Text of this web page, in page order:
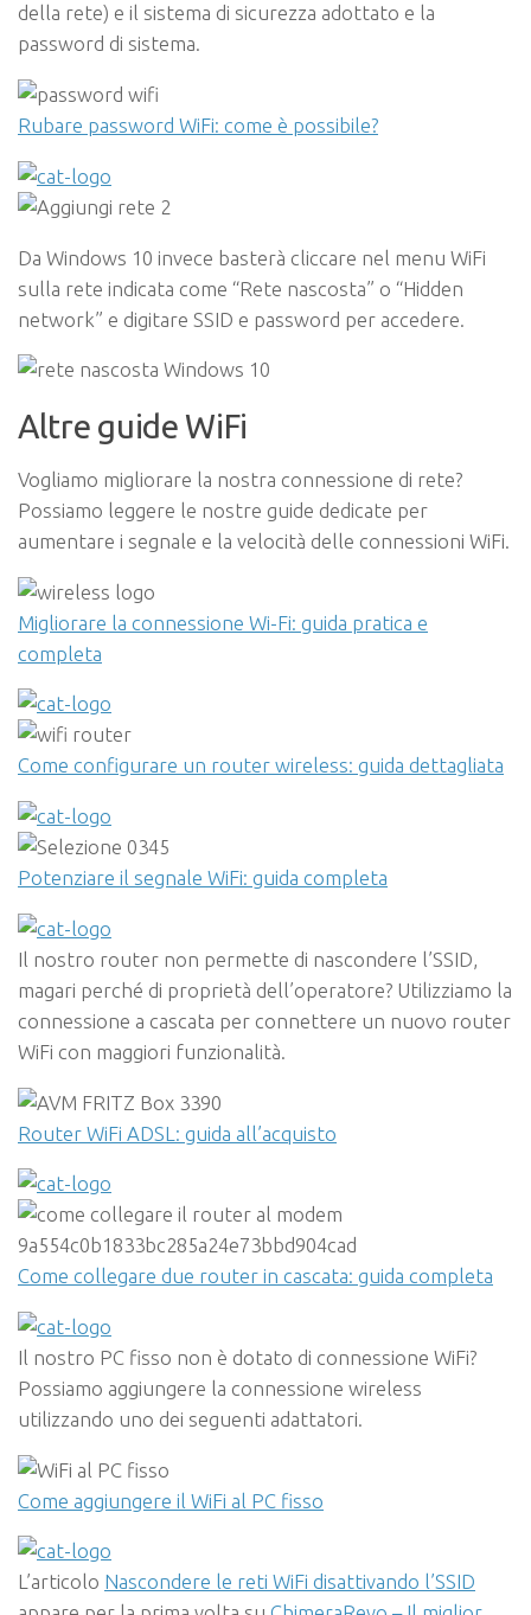
della rete) e il sistema di sicurezza adottato e la
password di sistema.
Rubare password WiFi: come è possibile?
Da Windows 10 invece basterà cliccare nel menu WiFi
sulla rete indicata come “Rete nascosta” o “Hidden
network” e digitare SSID e password per accedere.
Altre guide WiFi
Vogliamo migliorare la nostra connessione di rete?
Possiamo leggere le nostre guide dedicate per
aumentare i segnale e la velocità delle connessioni WiFi.
Migliorare la connessione Wi-Fi: guida pratica e
completa
Come configurare un router wireless: guida dettagliata
Potenziare il segnale WiFi: guida completa
Il nostro router non permette di nascondere l’SSID,
magari perché di proprietà dell’operatore? Utilizziamo la
connessione a cascata per connettere un nuovo router
WiFi con maggiori funzionalità.
Router WiFi ADSL: guida all’acquisto
Come collegare due router in cascata: guida completa
Il nostro PC fisso non è dotato di connessione WiFi?
Possiamo aggiungere la connessione wireless
utilizzando uno dei seguenti adattatori.
Come aggiungere il WiFi al PC fisso
L’articolo Nascondere le reti WiFi disattivando l’SSID